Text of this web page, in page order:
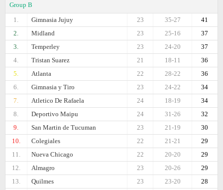
Group B
1.
Gimnasia Jujuy 41
35-27
23
2.
Midland 37
25-16
23
3.
Temperley 37
24-20
23
4.
Tristan Suarez 36
18-11
21
5.
Atlanta 36
28-22
22
6.
Gimnasia y Tiro 34
24-22
23
7.
Atletico De Rafaela 34
18-19
24
8.
Deportivo Maipu 32
31-26
24
9.
San Martin de Tucuman 30
21-19
23
10.
Colegiales 29
21-21
22
11.
Nueva Chicago 29
20-20
22
12.
Almagro 29
20-26
23
13.
Quilmes 28
23-20
23